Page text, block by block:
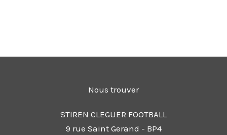
Nous trouver
STIREN CLEGUER FOOTBALL
9 rue Saint Gerand - BP4